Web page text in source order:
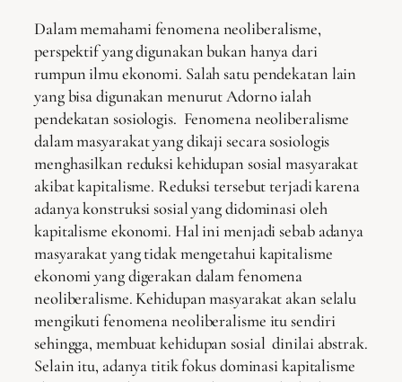
Dalam memahami fenomena neoliberalisme,
perspektif yang digunakan bukan hanya dari
rumpun ilmu ekonomi. Salah satu pendekatan lain
yang bisa digunakan menurut Adorno ialah
pendekatan sosiologis. Fenomena neoliberalisme
dalam masyarakat yang dikaji secara sosiologis
menghasilkan reduksi kehidupan sosial masyarakat
akibat kapitalisme. Reduksi tersebut terjadi karena
adanya konstruksi sosial yang didominasi oleh
kapitalisme ekonomi. Hal ini menjadi sebab adanya
masyarakat yang tidak mengetahui kapitalisme
ekonomi yang digerakan dalam fenomena
neoliberalisme. Kehidupan masyarakat akan selalu
mengikuti fenomena neoliberalisme itu sendiri
sehingga, membuat kehidupan sosial dinilai abstrak.
Selain itu, adanya titik fokus dominasi kapitalisme